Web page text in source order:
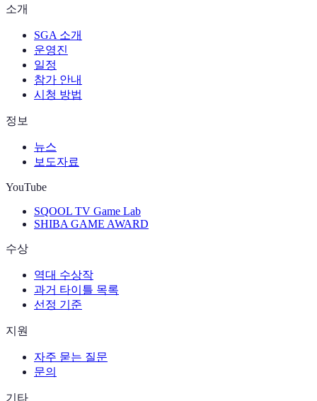
소개
SGA 소개
운영진
일정
참가 안내
시청 방법
정보
뉴스
보도자료
YouTube
SQOOL TV Game Lab
SHIBA GAME AWARD
수상
역대 수상작
과거 타이틀 목록
선정 기준
지원
자주 묻는 질문
문의
기타